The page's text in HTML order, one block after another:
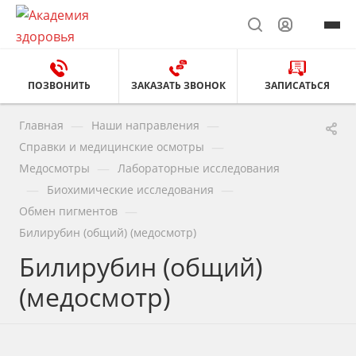
ПОЗВОНИТЬ ЗАКАЗАТЬ ЗВОНОК ЗАПИСАТЬСЯ
Главная Наши направления
Справки и медицинские осмотры
Медосмотры Лабораторные исследования
Биохимические исследования
Обмен пигментов
Билирубин (общий) (медосмотр)
Билирубин (общий)
(медосмотр)